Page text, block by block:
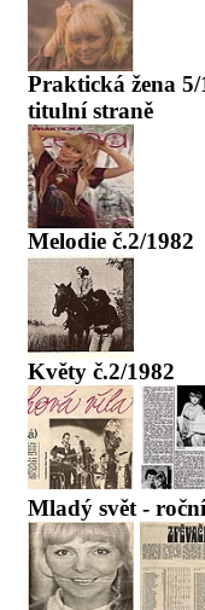
Praktická žena 5/
titulní straně
Melodie č.2/1982
Květy č.2/1982
Mladý svět -